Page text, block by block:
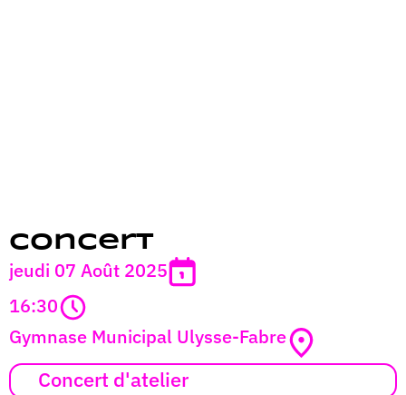
Concert
jeudi 07 Août 2025
16:30
Gymnase Municipal Ulysse-Fabre
Concert d'atelier